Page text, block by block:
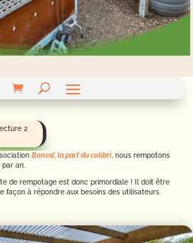
Bonsaï, la part du colibri , nous rempotons
an.
de rempotage est donc primordiale ! Il doit être
façon à répondre aux besoins des utilisateurs.